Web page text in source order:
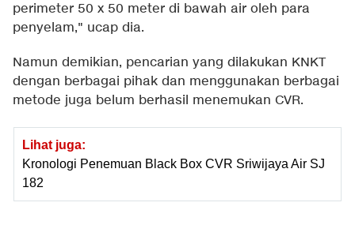
perimeter 50 x 50 meter di bawah air oleh para
penyelam," ucap dia.
Namun demikian, pencarian yang dilakukan KNKT
dengan berbagai pihak dan menggunakan berbagai
metode juga belum berhasil menemukan CVR.
Lihat juga:
Kronologi Penemuan Black Box CVR Sriwijaya Air SJ
182